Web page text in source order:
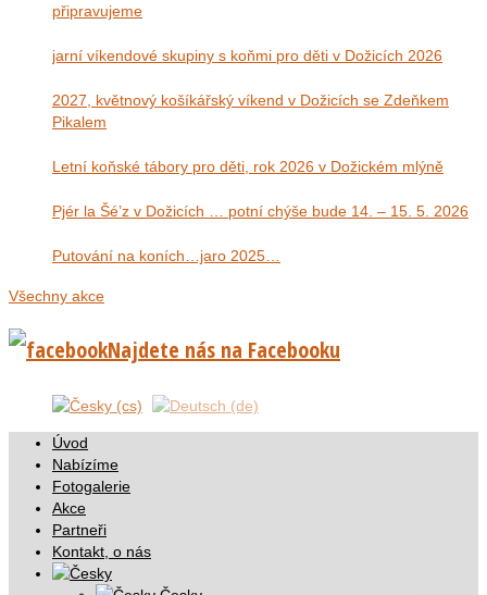
připravujeme
jarní víkendové skupiny s koňmi pro děti v Dožicích 2026
2027, květnový košíkářský víkend v Dožicích se Zdeňkem
Pikalem
Letní koňské tábory pro děti, rok 2026 v Dožickém mlýně
Pjér la Šé’z v Dožicích … potní chýše bude 14. – 15. 5. 2026
Putování na koních…jaro 2025…
Všechny akce
Najdete nás na Facebooku
Úvod
Nabízíme
Fotogalerie
Akce
Partneři
Kontakt, o nás